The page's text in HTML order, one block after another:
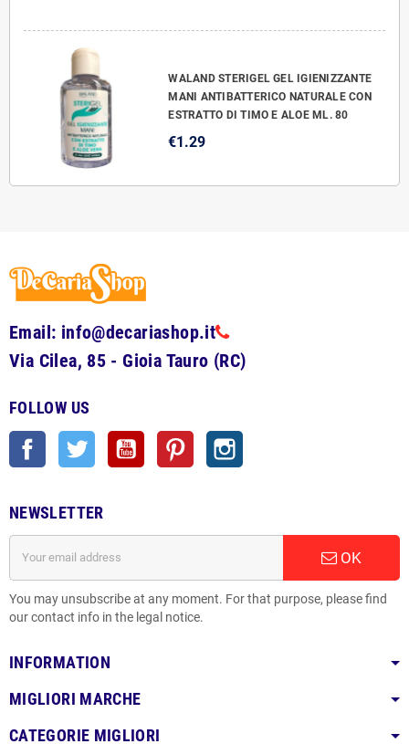
WALAND STERIGEL GEL IGIENIZZANTE
MANI ANTIBATTERICO NATURALE CON
ESTRATTO DI TIMO E ALOE ML. 80
€1.29
Email: info@decariashop.it
Via Cilea, 85 - Gioia Tauro (RC)
FOLLOW US
Facebook Twitter YouTube Pinterest
NEWSLETTER
OK
You may unsubscribe at any moment. For that purpose, please find
our contact info in the legal notice.
INFORMATION
MIGLIORI MARCHE
CATEGORIE MIGLIORI